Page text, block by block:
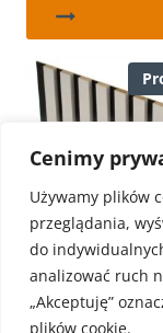
Cenimy
Używamy plików
przeglądania,
do
analizować ruch
„Akceptuję”
plików cookie.